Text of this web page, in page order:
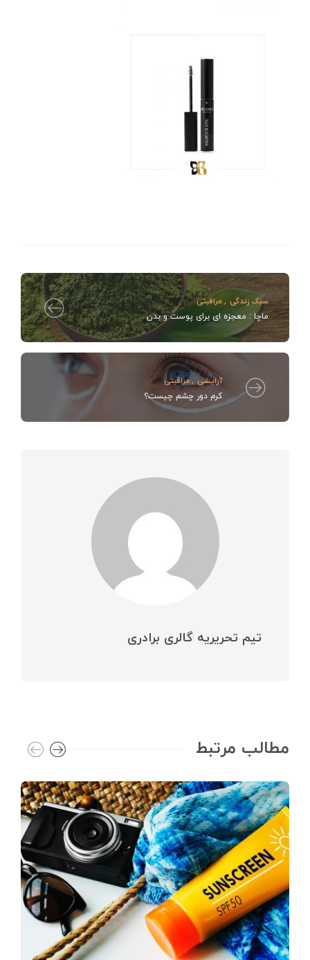
سبک زندگی ,مراقبتی
ماچا : معجزه ای برای پوست و بدن
آرایشی ,مراقبتی
کرم دور چشم چیست؟
تیم تحریریه گالری برادری
مطالب مرتبط